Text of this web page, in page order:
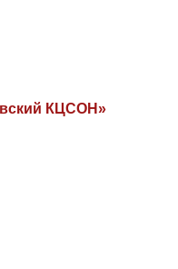
КЦСОН»